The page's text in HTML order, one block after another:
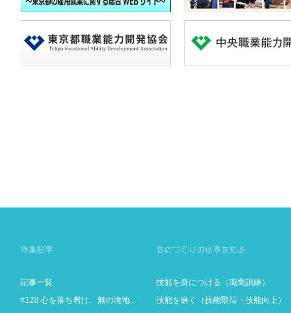
特集記事
記事一覧
#128 心を落ち着け、無の境地...
ものづくりの仕事を知る
技能を身につける（職業訓練）
技能を磨く（技能取得・技能向上）